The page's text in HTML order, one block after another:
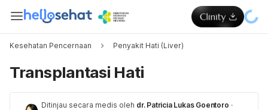
Kesehatan Pencernaan Penyakit Hati (Liver)
Transplantasi Hati
Ditinjau secara medis oleh dr. Patricia Lukas Goentoro ·